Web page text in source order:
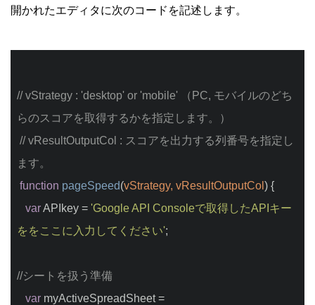
開かれたエディタに次のコードを記述します。
// vStrategy : 'desktop' or 'mobile' （PC, モバイルのどち
らのスコアを取得するかを指定します。）
// vResultOutputCol : スコアを出力する列番号を指定し
ます。
function pageSpeed(vStrategy, vResultOutputCol ) {
var APIkey = 'Google API Consoleで取得したAPIキー
ををここに入力してください';
//シートを扱う準備
var myActiveSpreadSheet =